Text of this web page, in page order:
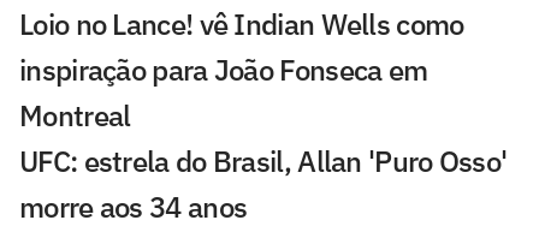
Loio no Lance! vê Indian Wells como
inspiração para João Fonseca em
Montreal
UFC: estrela do Brasil, Allan 'Puro Osso'
morre aos 34 anos